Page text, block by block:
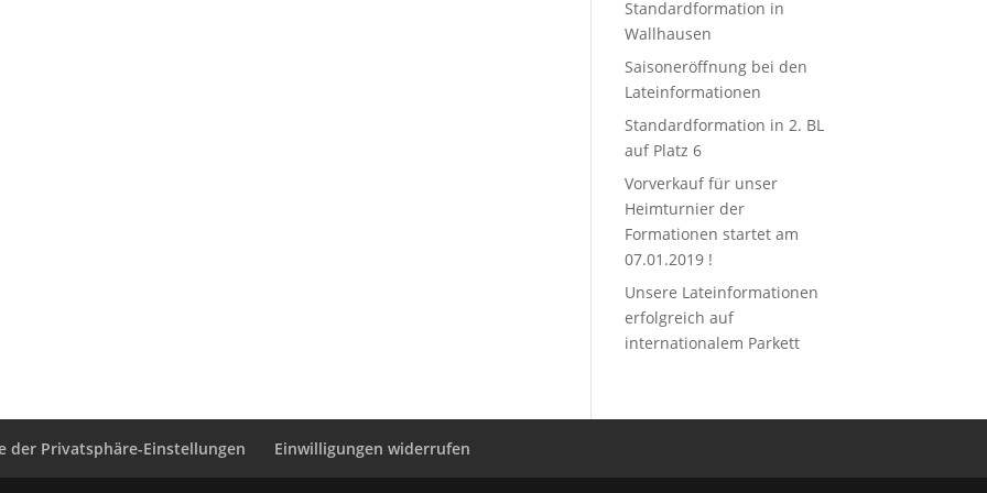
Standardformation in
Wallhausen
Saisoneröffnung bei den
Lateinformationen
Standardformation in 2. BL
auf Platz 6
Vorverkauf für unser
Heimturnier der
Formationen startet am
07.01.2019 !
Unsere Lateinformationen
erfolgreich auf
internationalem Parkett
der Privatsphäre-Einstellungen Einwilligungen widerrufen